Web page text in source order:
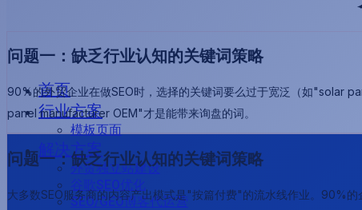
首页
行业方案
模板页面
解决方案
外贸独立站建设
谷歌SEO优化
SEO/GEO博客代运营
问题一：缺乏行业认知的关键词策略
90%的外贸企业在做SEO时，选择的关键词要么过于宽泛（如"solar
panel manufacturer OEM"才是能带来询盘的词。
问题一：缺乏行业认知的关键词策略
大多数SEO服务商的内容产出模式是"按篇付费"的流水线作业。90%的